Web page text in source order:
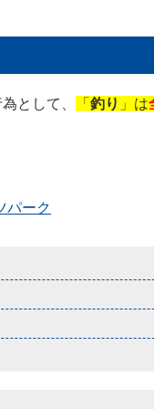
として、 「 釣り 」は
パーク